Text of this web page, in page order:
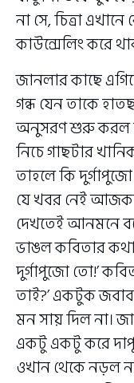
না সে, চিত্রা
কাউন্সেলিং করে
জানলার কাছে
গন্ধ যেন তাকে
অনুসরণ শুরু করল
নিচে গাছটার
তাহলে কি
যে খবর নেই
দেখতেই আনমনে
ভাঙল কবিতার
দুর্গাপুজো তো!’
তাই?’ একটুক
মন সায় দিল না।
একটু একটু করে
ওখান থেকে নড়ল